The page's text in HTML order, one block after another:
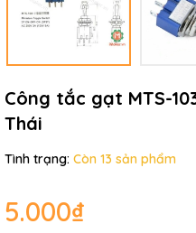
Công tắc gạt MTS-
Thái
Tình trạng: Còn 13 sản phẩm
5.000₫